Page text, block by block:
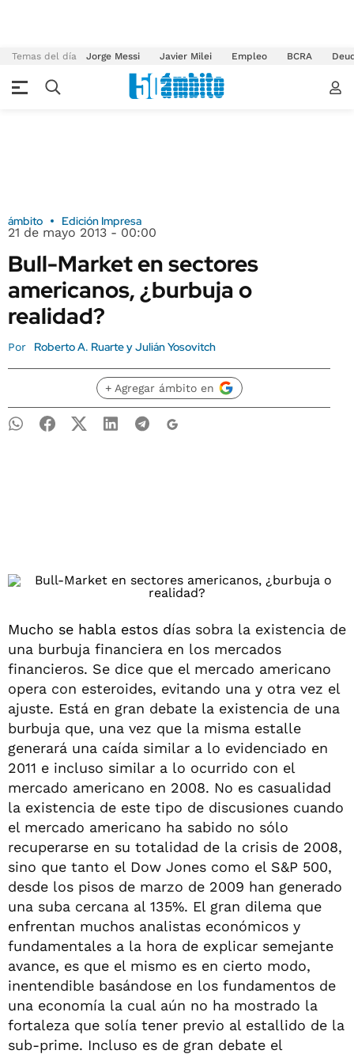
Temas del día Jorge Messi Javier Milei Empleo BCRA
ámbito Edición Impresa
21 de mayo 2013 - 00:00
Bull-Market en sectores
americanos, ¿burbuja o
realidad?
Por Roberto A. Ruarte y Julián Yosovitch
+ Agregar ámbito en
Mucho se habla estos días sobra la existencia de
una burbuja financiera en los mercados
financieros. Se dice que el mercado americano
opera con esteroides, evitando una y otra vez el
ajuste. Está en gran debate la existencia de una
burbuja que, una vez que la misma estalle
generará una caída similar a lo evidenciado en
2011 e incluso similar a lo ocurrido con el
mercado americano en 2008. No es casualidad
la existencia de este tipo de discusiones cuando
el mercado americano ha sabido no sólo
recuperarse en su totalidad de la crisis de 2008,
sino que tanto el Dow Jones como el S&P 500,
desde los pisos de marzo de 2009 han generado
una suba cercana al 135%. El gran dilema que
enfrentan muchos analistas económicos y
fundamentales a la hora de explicar semejante
avance, es que el mismo es en cierto modo,
inentendible basándose en los fundamentos de
una economía la cual aún no ha mostrado la
fortaleza que solía tener previo al estallido de la
sub-prime. Incluso es de gran debate el